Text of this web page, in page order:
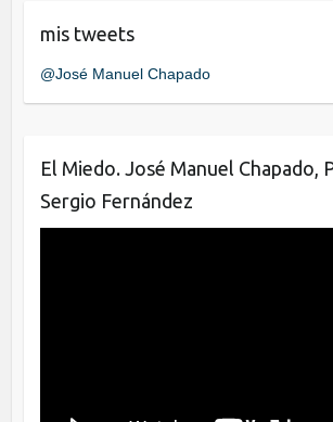
b
o
k
n
mis tweets
@José Manuel Chapado
El Miedo. José Manuel Chapado,
Sergio Fernández